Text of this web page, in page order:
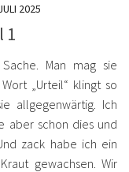
2025
1
Man mag sie
„Urteil“ klingt so
allgegenwärtig. Ich
aber schon dies und
zack habe ich ein
gewachsen. Wir